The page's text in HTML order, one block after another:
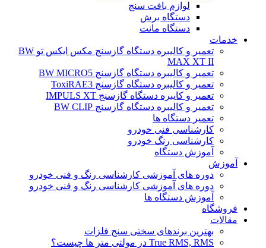
لوازم بافت سنج
دستگاه برش
دستگاه مانت
خدمات
تعمیر و کالیبره دستگاه گازسنج مکس ایکس تو BW
MAX XT II
تعمیر و کالیبره دستگاه گازسنج BW MICRO5
تعمیر و کالیبره دستگاه گازسنج ToxiRAE3
تعمیر و کایبره دستگاه گازسنج IMPULS XT
تعمیر و کالیبره دستگاه گازسنج BW CLIP
تعمیر دستگاه ها
کارشناسی فنی خودرو
کارشناسی رنگ خودرو
آموزش دستگاه
آموزش
دوره های آموزشی کارشناسی رنگ و فنی خودرو
دوره های آموزشی کارشناسی رنگ و فنی خودرو
آموزش دستگاه ها
فروشگاه
مقالات
بهترین برندهای سختی سنج فلزات
True RMS, RMS در مولتی متر ها چیست؟